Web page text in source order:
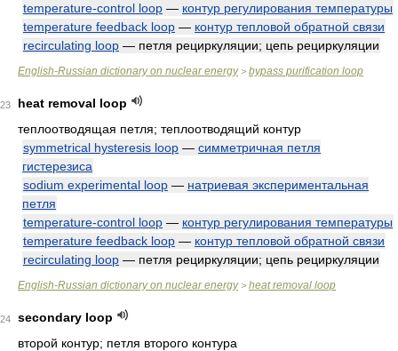
temperature-control loop — контур регулирования температуры
temperature feedback loop — контур тепловой обратной связи
recirculating loop — петля рециркуляции; цепь рециркуляции
English-Russian dictionary on nuclear energy> bypass purification loop
23
heat removal loop
теплоотводящая петля; теплоотводящий контур
symmetrical hysteresis loop — симметричная петля
гистерезиса
sodium experimental loop — натриевая экспериментальная
петля
temperature-control loop — контур регулирования температуры
temperature feedback loop — контур тепловой обратной связи
recirculating loop — петля рециркуляции; цепь рециркуляции
English-Russian dictionary on nuclear energy> heat removal loop
24
secondary loop
второй контур; петля второго контура